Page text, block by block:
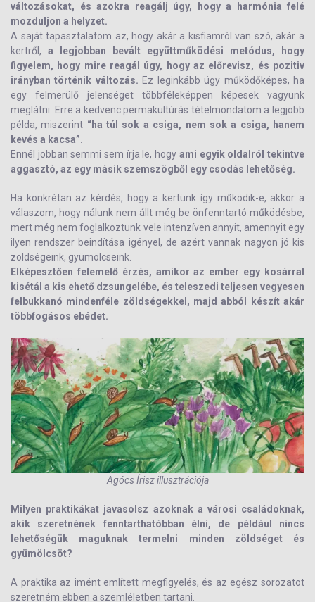
változásokat, és azokra reagálj úgy, hogy a harmónia felé
mozduljon a helyzet.
A saját tapasztalatom az, hogy akár a kisfiamról van szó, akár a
kertről, a legjobban bevált együttműködési metódus, hogy
figyelem, hogy mire reagál úgy, hogy az előrevisz, és pozitiv
irányban történik változás. Ez leginkább úgy működőképes, ha
egy felmerülő jelenséget többféleképpen képesek vagyunk
meglátni. Erre a kedvenc permakultúrás tételmondatom a legjobb
példa, miszerint “ha túl sok a csiga, nem sok a csiga, hanem
kevés a kacsa”.
Ennél jobban semmi sem írja le, hogy ami egyik oldalról tekintve
aggasztó, az egy másik szemszögből egy csodás lehetőség.
Ha konkrétan az kérdés, hogy a kertünk így működik-e, akkor a
válaszom, hogy nálunk nem állt még be önfenntartó működésbe,
mert még nem foglalkoztunk vele intenzíven annyit, amennyit egy
ilyen rendszer beindítása igényel, de azért vannak nagyon jó kis
zöldségeink, gyümölcseink.
Elképesztően felemelő érzés, amikor az ember egy kosárral
kisétál a kis ehető dzsungelébe, és teleszedi teljesen vegyesen
felbukkanó mindenféle zöldségekkel, majd abból készít akár
többfogásos ebédet.
Agócs Írisz illusztrációja
Milyen praktikákat javasolsz azoknak a városi családoknak,
akik szeretnének fenntarthatóbban élni, de például nincs
lehetőségük maguknak termelni minden zöldséget és
gyümölcsöt?
A praktika az imént említett megfigyelés, és az egész sorozatot
szeretném ebben a szemléletben tartani.